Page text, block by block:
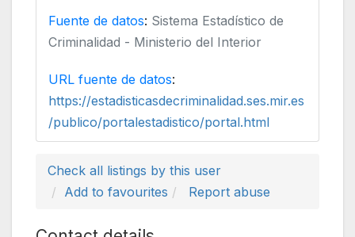
Fuente de datos: Sistema Estadístico de
Criminalidad - Ministerio del Interior
URL fuente de datos:
https://estadisticasdecriminalidad.ses.mir.es
/publico/portalestadistico/portal.html
Check all listings by this user
Add to favourites
Report abuse